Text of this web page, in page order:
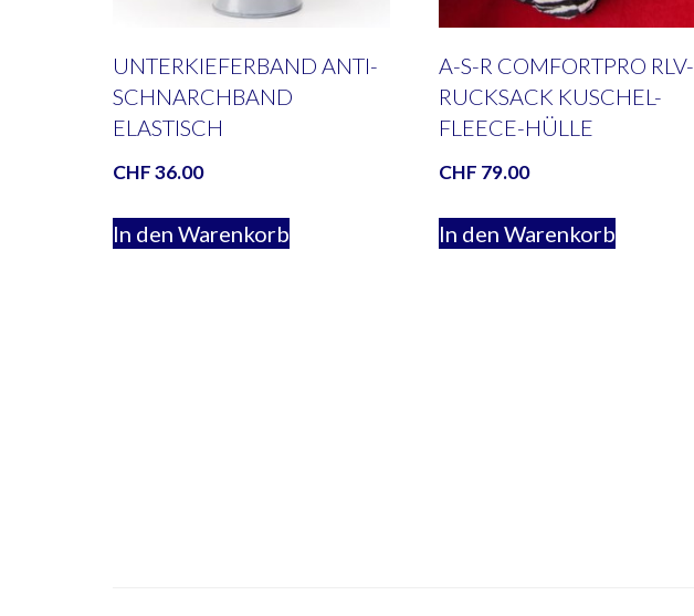
UNTERKIEFERBAND ANTI-
SCHNARCHBAND
ELASTISCH
CHF36.00
In den Warenkorb
A-S-R COMFORTPRO RLV-
RUCKSACK KUSCHEL-
FLEECE-HÜLLE
CHF 79.00
In den Warenkorb